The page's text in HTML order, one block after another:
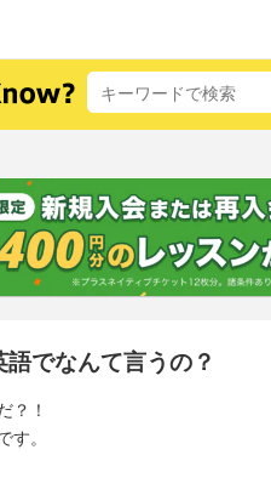
でなんて言うの？
？！
。